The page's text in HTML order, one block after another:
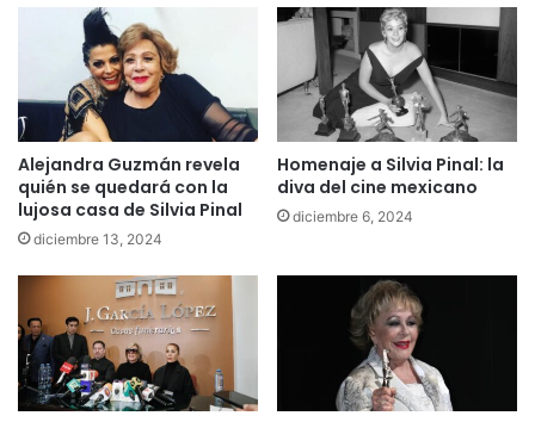
Alejandra Guzmán revela
quién se quedará con la
lujosa casa de Silvia Pinal
diciembre 13, 2024
Homenaje a Silvia Pinal: la
diva del cine mexicano
diciembre 6, 2024